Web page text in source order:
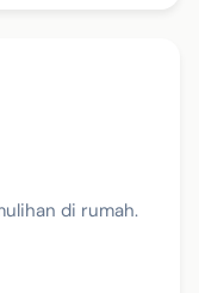
di rumah.